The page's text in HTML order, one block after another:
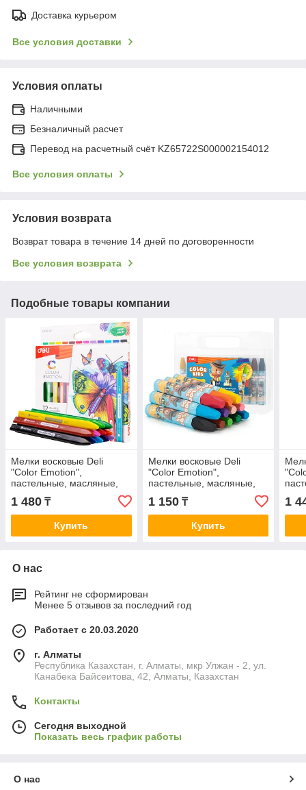
Доставка курьером
Все условия доставки
Условия оплаты
Наличными
Безналичный расчет
Перевод на расчетный счёт KZ65722S000002154012
Все условия оплаты
Условия возврата
Возврат товара в течение 14 дней по договоренности
Все условия возврата
Подобные товары компании
Мелки восковые Deli
"Color Emotion",
пастельные, масляные,
12 цветов, картон
1 480 ₸
Купить
Мелки восковые Deli
"Color Emotion",
пастельные, масляные,
12 цветов, пластик
1 150₸
Купить
1
О нас
Рейтинг не сформирован
Менее 5 отзывов за последний год
Работает с 20.03.2020
г. Алматы
Республика Казахстан, г. Алматы, мкр Улжан - 2, ул.
Канабека Байсеитова, 42, Алматы, Казахстан
Контакты
Сегодня выходной
Показать весь график работы
О нас